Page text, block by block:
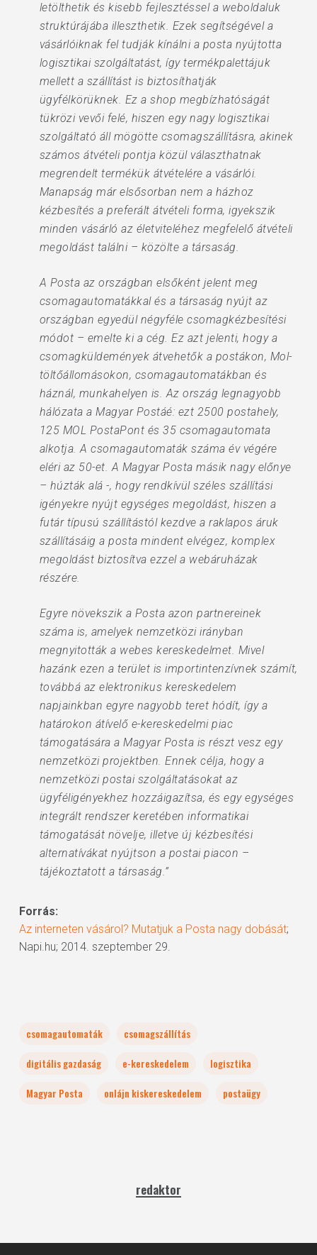
letölthetik és kisebb fejlesztéssel a weboldaluk
struktúrájába illeszthetik. Ezek segítségével a
vásárlóiknak fel tudják kínálni a posta nyújtotta
logisztikai szolgáltatást, így termékpalettájuk
mellett a szállítást is biztosíthatják
ügyfélkörüknek. Ez a shop megbízhatóságát
tükrözi vevői felé, hiszen egy nagy logisztikai
szolgáltató áll mögötte csomagszállításra, akinek
számos átvételi pontja közül választhatnak
megrendelt termékük átvételére a vásárlói.
Manapság már elsősorban nem a házhoz
kézbesítés a preferált átvételi forma, igyekszik
minden vásárló az életviteléhez megfelelő átvételi
megoldást találni – közölte a társaság.
A Posta az országban elsőként jelent meg
csomagautomatákkal és a társaság nyújt az
országban egyedül négyféle csomagkézbesítési
módot – emelte ki a cég. Ez azt jelenti, hogy a
csomagküldemények átvehetők a postákon, Mol-
töltőállomásokon, csomagautomatákban és
háznál, munkahelyen is. Az ország legnagyobb
hálózata a Magyar Postáé: ezt 2500 postahely,
125 MOL PostaPont és 35 csomagautomata
alkotja. A csomagautomaták száma év végére
eléri az 50-et. A Magyar Posta másik nagy előnye
– húzták alá -, hogy rendkívül széles szállítási
igényekre nyújt egységes megoldást, hiszen a
futár típusú szállítástól kezdve a raklapos áruk
szállításáig a posta mindent elvégez, komplex
megoldást biztosítva ezzel a webáruházak
részére.
Egyre növekszik a Posta azon partnereinek
száma is, amelyek nemzetközi irányban
megnyitották a webes kereskedelmet. Mivel
hazánk ezen a terület is importintenzívnek számít,
továbbá az elektronikus kereskedelem
napjainkban egyre nagyobb teret hódít, így a
határokon átívelő e-kereskedelmi piac
támogatására a Magyar Posta is részt vesz egy
nemzetközi projektben. Ennek célja, hogy a
nemzetközi postai szolgáltatásokat az
ügyféligényekhez hozzáigazítsa, és egy egységes
integrált rendszer keretében informatikai
támogatását növelje, illetve új kézbesítési
alternatívákat nyújtson a postai piacon –
tájékoztatott a társaság.”
Forrás:
Az interneten vásárol? Mutatjuk a Posta nagy dobását;
Napi.hu; 2014. szeptember 29.
csomagautomaták
csomagszállítás
digitális gazdaság
e-kereskedelem
logisztika
Magyar Posta
onlájn kiskereskedelem postaügy
redaktor